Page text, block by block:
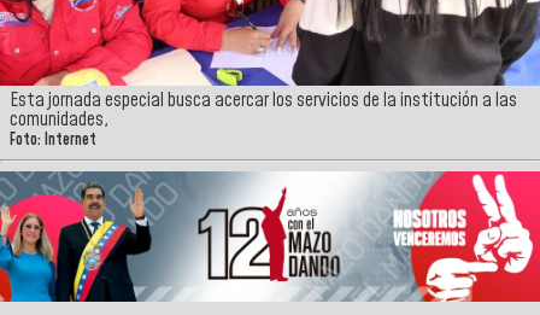
Esta jornada especial busca acercar los servicios de la institución a las
comunidades,
Foto: Internet